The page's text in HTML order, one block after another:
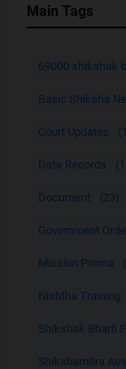
Main Tags
69000 shikshak
Basic Shiksha
Court Updates
Data Records
Document (23)
Government
Mission Prerna
Nishtha Training
Shikshak Bharti
Shikshamitra